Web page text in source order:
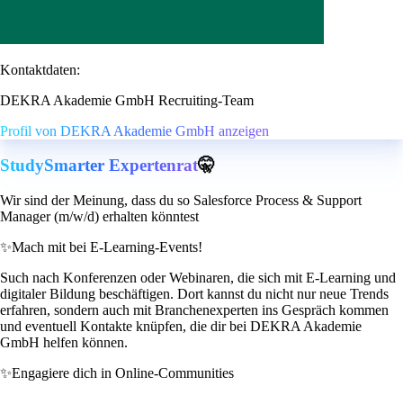
Kontaktdaten:
DEKRA Akademie GmbH Recruiting-Team
Profil von DEKRA Akademie GmbH anzeigen
StudySmarter Expertenrat🤫
Wir sind der Meinung, dass du so Salesforce Process & Support
Manager (m/w/d) erhalten könntest
✨Mach mit bei E-Learning-Events!
Such nach Konferenzen oder Webinaren, die sich mit E-Learning und
digitaler Bildung beschäftigen. Dort kannst du nicht nur neue Trends
erfahren, sondern auch mit Branchenexperten ins Gespräch kommen
und eventuell Kontakte knüpfen, die dir bei DEKRA Akademie
GmbH helfen können.
✨Engagiere dich in Online-Communities